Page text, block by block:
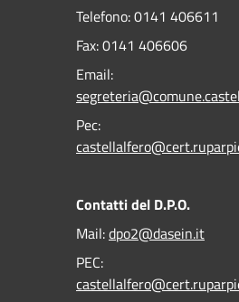
Telefono:0141 406611
Fax:0141 406606
Email:
Pec:
Contatti del D.P.O.
Mail:dpo2@dasein.it
PEC: